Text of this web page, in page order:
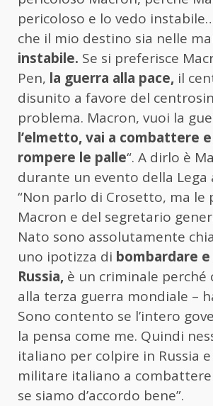
pericoloso e lo vedo
che il mio destino sia nelle
instabile. Se si preferisce
Pen, la guerra alla pace, il
disunito a favore del
problema. Macron, vuoi la
l’elmetto, vai a combattere
rompere le palle“. A dirlo è
durante un evento della Lega
“Non parlo di Crosetto, ma le
Macron e del segretario
Nato sono assolutamente
uno ipotizza di bombardare
Russia, è un criminale perché
alla terza guerra mondiale –
Sono contento se l’intero
la pensa come me. Quindi
italiano per colpire in Russia
militare italiano a
se siamo d’accordo bene”.